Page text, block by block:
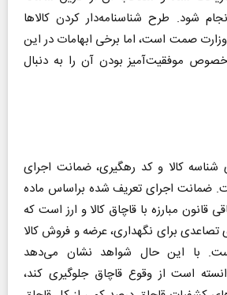
شود. طرح شناسنامه‌دار کردن کالا‌ها
وزارت صمت است، اما برخی ابهامات در این
موفقیت‌آمیز بودن آن را به دنبال
شناسه کالا و کد رهگیری، ضمانت اجرای
ضمانت اجرای تعریف شده براساس ماده
الحاقی قانون مبارزه با قاچاق کالا و ارز است که
تصاعدی برای نگهداری، عرضه و فروش کالا
با این حال شواهد نشان می‌دهد
است از وقوع قاچاق جلوگیری کند،